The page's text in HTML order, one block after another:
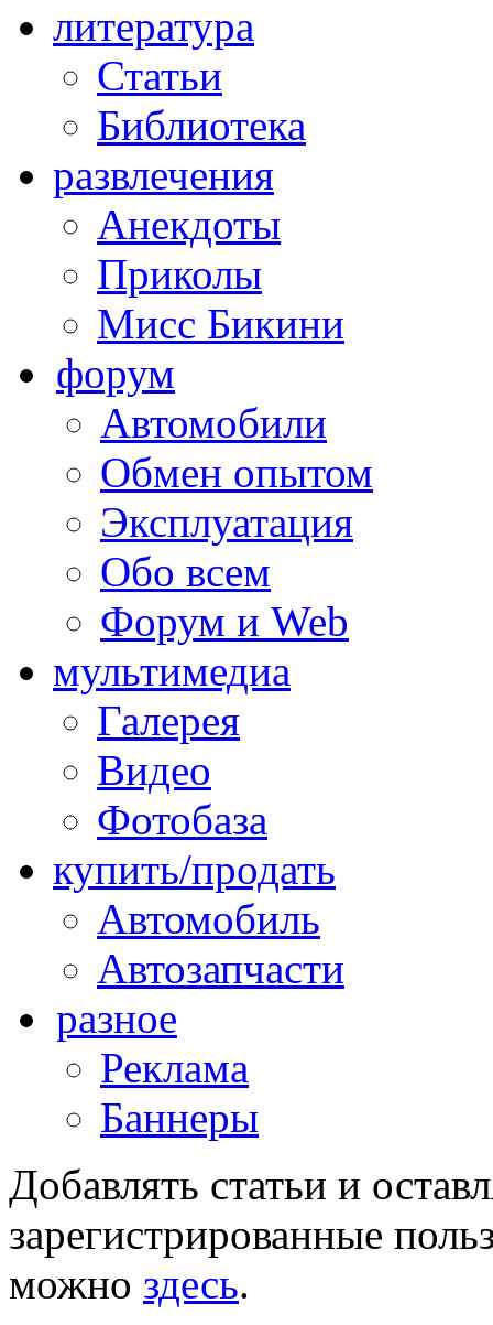
литература
Статьи
Библиотека
развлечения
Анекдоты
Приколы
Мисс Бикини
форум
Автомобили
Обмен опытом
Эксплуатация
Обо всем
Форум и Web
мультимедиа
Галерея
Видео
Фотобаза
купить/продать
Автомобиль
Автозапчасти
разное
Реклама
Баннеры
Добавлять статьи и
зарегистрированные
можно здесь.